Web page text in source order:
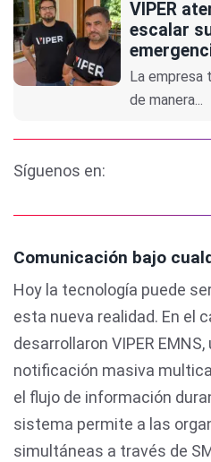
VIPER
escalar
La empresa
de manera...
Síguenos en:
Comunicación bajo
Hoy la tecnología puede
esta nueva realidad. En el
desarrollaron VIPER
notificación masiva
el flujo de información
sistema permite a las
simultáneas a través de